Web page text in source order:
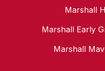
Marshall
Marshall Early
Marshall